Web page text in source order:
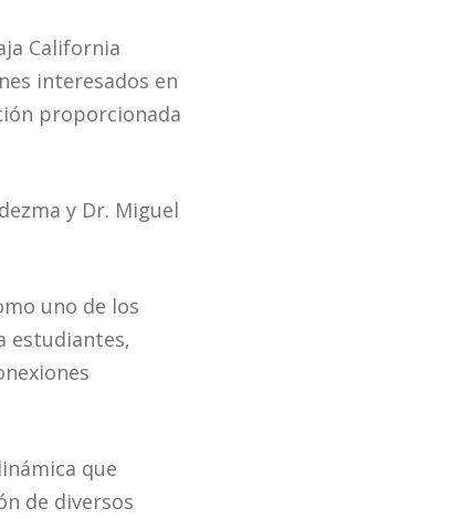
California
interesados en
proporcionada
y Dr. Miguel
uno de los
estudiantes,
que
de diversos